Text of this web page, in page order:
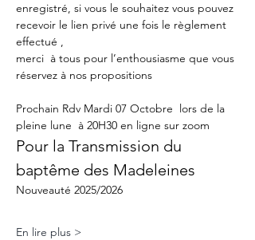
enregistré, si vous le souhaitez vous pouvez
recevoir le lien privé une fois le règlement
effectué ,
merci  à tous pour l’enthousiasme que vous
réservez à nos propositions
Prochain Rdv Mardi 07 Octobre  lors de la
pleine lune  à 20H30 en ligne sur zoom
Pour la Transmission du
baptême des Madeleines
Nouveauté 2025/2026
En lire plus >